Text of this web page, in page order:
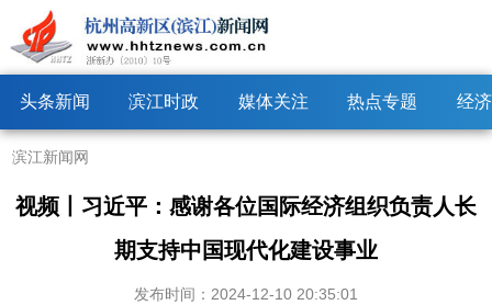
头条新闻 滨江时政 媒体关注 热点专题 经
滨江新闻网
视频丨习近平：感谢各位国际经济组织负责人长
期支持中国现代化建设事业
发布时间：2024-12-10 20:35:01